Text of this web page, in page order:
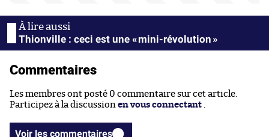
Thionville : ceci est une « mini-révolution »
Commentaires
Les membres ont posté 0 commentaire sur cet article.
Participez à la discussion en vous connectant
Voir les commentaires